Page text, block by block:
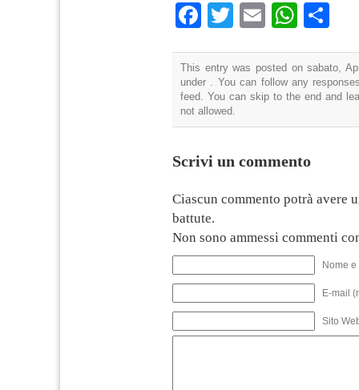
Facebook
TwitterEmail
This entry was posted on sabato,
under . You can follow any
feed. You can skip to the end and
not allowed.
Scrivi un commento
Ciascun commento potrà avere
battute.
Non sono ammessi commenti
Nome
E-mail
Sito